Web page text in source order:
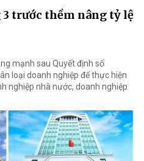
trước thềm nâng tỷ lệ
mạnh sau Quyết định số
loại doanh nghiệp để thực hiện
nghiệp nhà nước, doanh nghiệp